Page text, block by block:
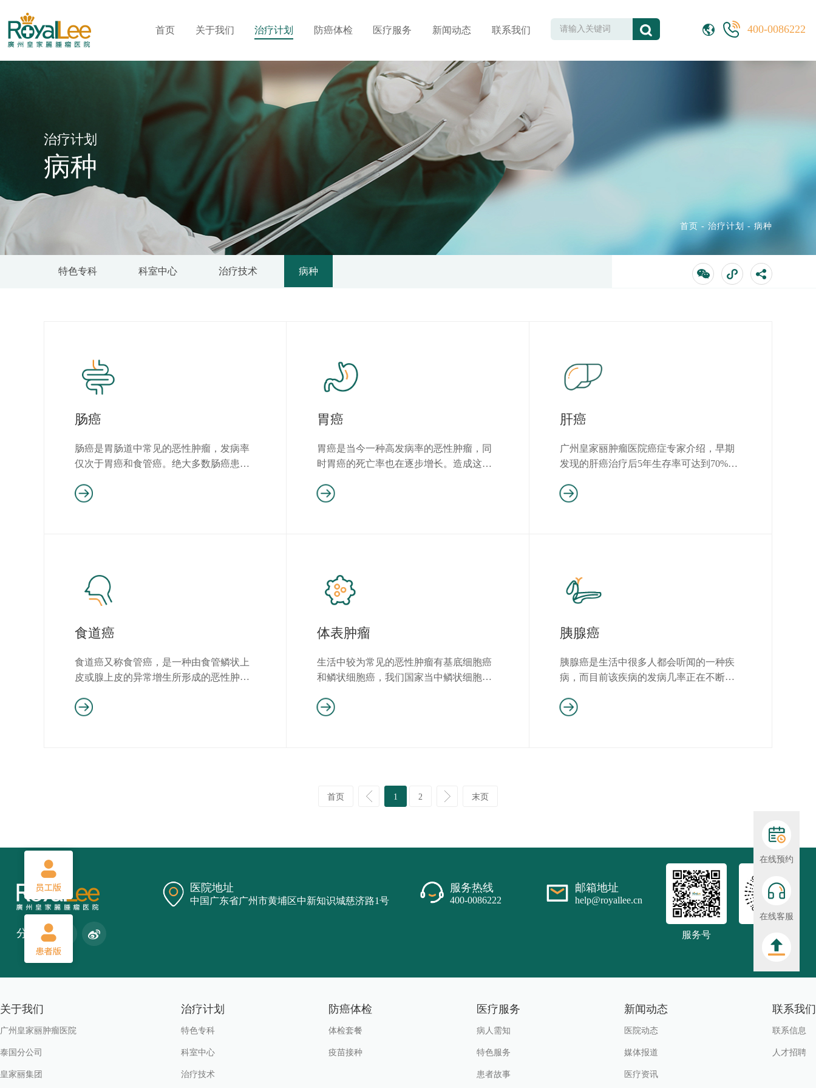
首页 关于我们 治疗计划 防癌体检 医疗服务 新闻动态 联系我们 400-0086222
治疗计划
病种
首页 - 治疗计划 - 病种
特色专科 科室中心 治疗技术 病种
肠癌
肠癌是胃肠道中常见的恶性肿瘤，发病率
仅次于胃癌和食管癌。绝大多数肠癌患者
胃癌
胃癌是当今一种高发病率的恶性肿瘤，同
时胃癌的死亡率也在逐步增长。造成这一
肝癌
广州皇家丽肿瘤医院癌症专家介绍，早期
发现的肝癌治疗后5年生存率可达到70%，
食道癌
食道癌又称食管癌，是一种由食管鳞状上
皮或腺上皮的异常增生所形成的恶性肿
体表肿瘤
生活中较为常见的恶性肿瘤有基底细胞癌
和鳞状细胞癌，我们国家当中鳞状细胞癌
胰腺癌
胰腺癌是生活中很多人都会听闻的一种疾
病，而目前该疾病的发病几率正在不断的
首页 1 2 末页
医院地址
中国广东省广州市黄埔区中新知识城慈济路1号
服务热线
400-0086222
邮箱地址
help@royallee.cn
分享: 服务号
关于我们
广州皇家丽肿瘤医院
泰国分公司
皇家丽集团
治疗计划
特色专科
科室中心
治疗技术
防癌体检
体检套餐
疫苗接种
医疗服务
病人需知
特色服务
患者故事
新闻动态
医院动态
媒体报道
医疗资讯
联系我们
联系信息
人才招聘
在线预约
在线客服